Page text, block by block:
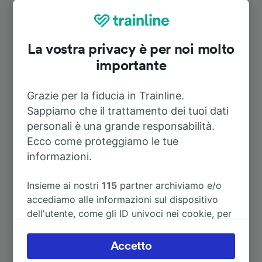
A Singen (Hohentwiel) 2h 43m
A Wolfsburg Hbf
A Haltingen 38m
La vostra privacy è per noi molto
importante
Grazie per la fiducia in Trainline.
Sappiamo che il trattamento dei tuoi dati
personali è una grande responsabilità.
Ecco come proteggiamo le tue
informazioni.
Insieme ai nostri115 partner archiviamo e/o
accediamo alle informazioni sul dispositivo
dell'utente, come gli ID univoci nei cookie, per
accettare o gestire le proprie scelte facendo
clic di seguito, tra cui il proprio diritto di
Accetto